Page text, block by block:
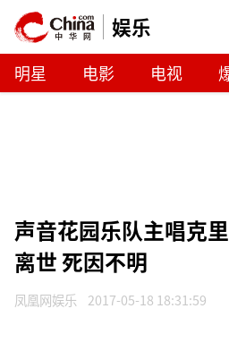
娱乐
明星 电影 电视
声音花园乐队主唱克
离世 死因不明
凤凰网娱乐 2017-05-18 18:31:59